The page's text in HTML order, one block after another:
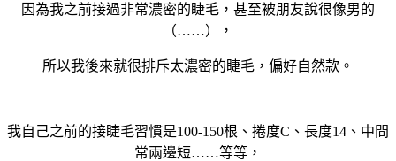
因為我之前接過非常濃密的睫毛，甚至被朋友說很像男的
（……），
所以我後來就很排斥太濃密的睫毛，偏好自然款。
我自己之前的接睫毛習慣是100-150根、捲度C、長度14、中間
常兩邊短……等等，